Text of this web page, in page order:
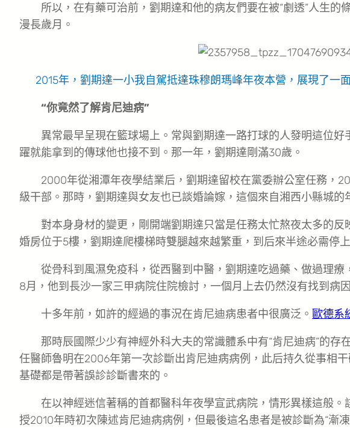
所以，在有藥可治前，劉期達和他的病友們要在被“劇透”人生的
漫長歲月。
2015年，劉期達一小我自駕抵達珠穆朗瑪峰年夜本營，展現了一
“你竟然了解肯尼迪病”
異常最早呈現在籃球場上。常與劉期達一路打球的人發明這位
躍就能拿到的傳球他也接不到。那一年，劉期達剛滿30歲。
2000年從湘潭年夜學結業后，劉期達留校在黨委辦公室任務，
級干部。那時，劉期達與女友也已談婚論嫁，這個來自湘西小縣城的
對本身身材的變更，剛開端劉期達只當是任務太忙熬夜太多的
婚房位于5樓，劉期達爬樓梯時雙腿越來越繁重，到后來半途必需停
從骨科到風濕免疫科，從西醫到中醫，劉期達吃過藥、做過理
8月，他到長沙一家三甲病院住院檢討，一個月上去仍然沒有找到病
十多年前，如許的經過的事況在肯尼迪病患者中很廣泛。 歐德系
那時辰國際少少有神經外科大夫的常識體系中有“肯尼迪病”的
任醫師魯明在2006年第一次診斷出肯尼迪病病例，此后持久從事相
基礎都是帶著誤診診斷書來的。
在以神經迷信著稱的首都醫科年夜學宣武病院，情形異樣這般
授2010年時初次陳述肯尼迪病病例，但最後這名患者是被診斷為“漸